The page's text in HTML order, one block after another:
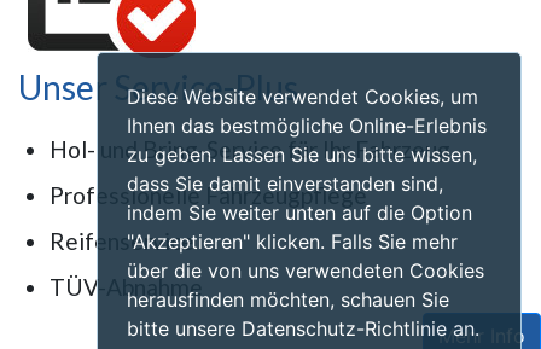
Diese Website verwendet Cookies, um
Ihnen das bestmögliche Online-Erlebnis
zu geben. Lassen Sie uns bitte wissen,
dass Sie damit einverstanden sind,
indem Sie weiter unten auf die Option
"Akzeptieren" klicken. Falls Sie mehr
über die von uns verwendeten Cookies
herausfinden möchten, schauen Sie
bitte unsere Datenschutz-Richtlinie an.
Unser Service-Plus
Hol- und Bring-Service für Ihr Fahrzeug
Professionelle Fahrzeugpflege
Reifenservice
TÜV-Abnahme
Mehr Info